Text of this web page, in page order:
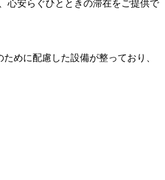
心安らぐひとときの滞在をご提供で
めに配慮した設備が整っており、